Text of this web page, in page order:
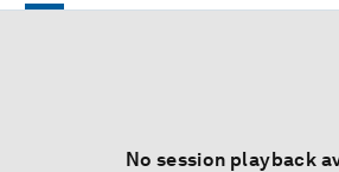
No session playback